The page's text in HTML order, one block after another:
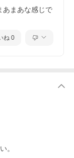
が地球に迫る！／
。／いま、全人類
)、イアン・スプリ
スラ・ファラハニ
・バーン(衣装デ
あまあな感じで
ね 0
。